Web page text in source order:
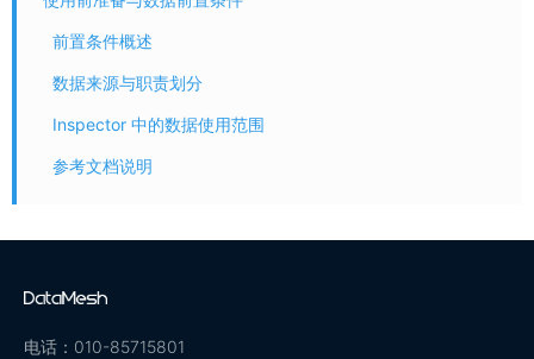
前置条件概述
数据来源与职责划分
Inspector 中的数据使用范围
参考文档说明
电话：010-85715801